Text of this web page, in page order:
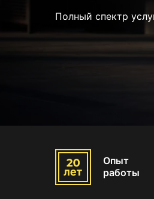
Полный спектр
Опыт
работы